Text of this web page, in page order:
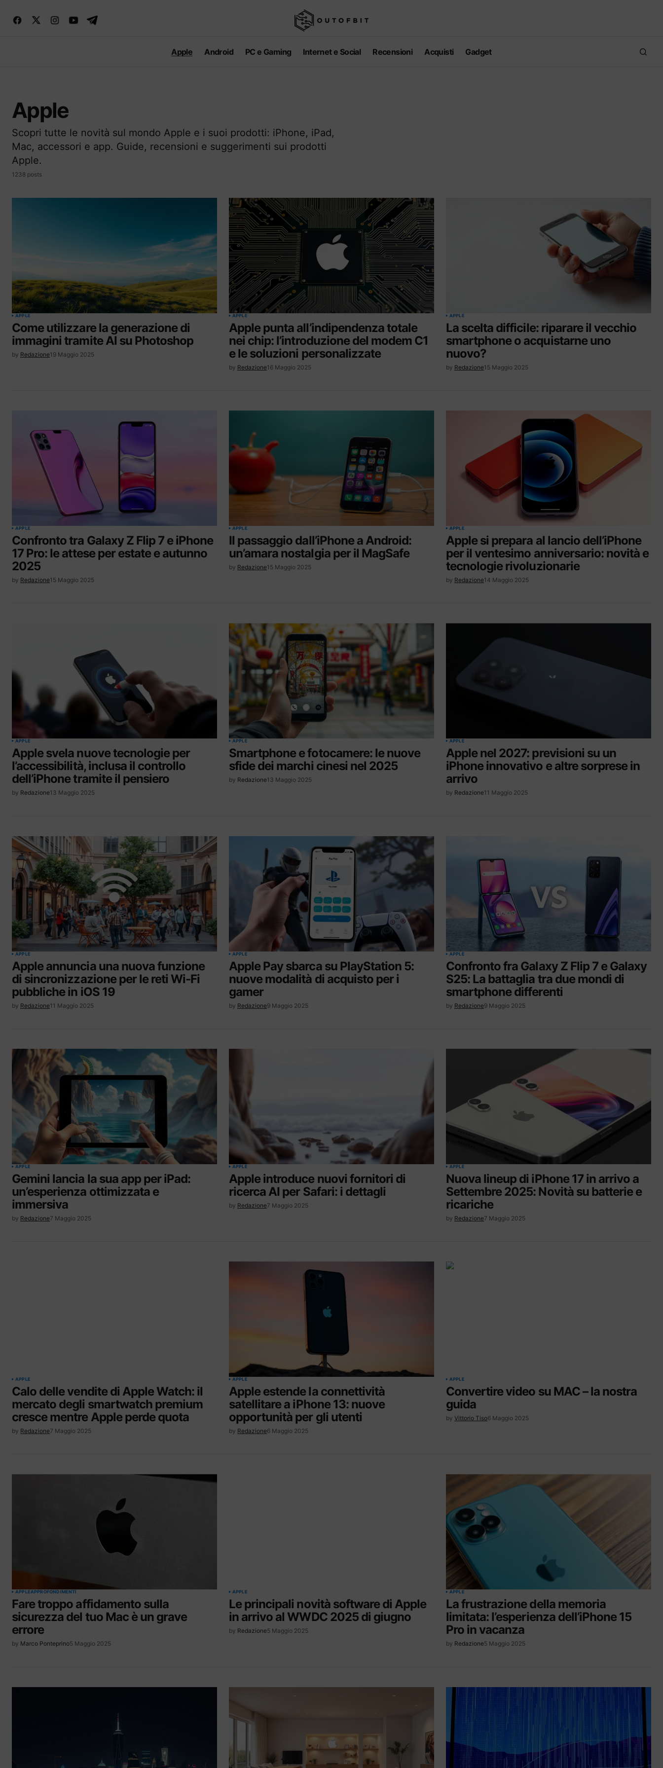
Apple Android PC e Gaming Internet e Social Recensioni Acquisti Gadget
Apple
Scopri tutte le novità sul mondo Apple e i suoi prodotti: iPhone, iPad,
Mac, accessori e app. Guide, recensioni e suggerimenti sui prodotti
Apple.
1238 posts
APPLE
Come utilizzare la generazione di
immagini tramite AI su Photoshop
by Redazione19 Maggio 2025
APPLE
Apple punta all’indipendenza totale
nei chip: l’introduzione del modem C1
e le soluzioni personalizzate
by Redazione16 Maggio 2025
APPLE
La scelta difficile: riparare il vecchio
smartphone o acquistarne uno
nuovo?
by Redazione15 Maggio 2025
APPLE
Confronto tra Galaxy Z Flip 7 e iPhone
17 Pro: le attese per estate e autunno
2025
by Redazione15 Maggio 2025
APPLE
Il passaggio dall’iPhone a Android:
un’amara nostalgia per il MagSafe
by Redazione15 Maggio 2025
APPLE
Apple si prepara al lancio dell’iPhone
per il ventesimo anniversario: novità e
tecnologie rivoluzionarie
by Redazione14 Maggio 2025
APPLE
Apple svela nuove tecnologie per
l’accessibilità, inclusa il controllo
dell’iPhone tramite il pensiero
by Redazione13 Maggio 2025
APPLE
Smartphone e fotocamere: le nuove
sfide dei marchi cinesi nel 2025
by Redazione13 Maggio 2025
APPLE
Apple nel 2027: previsioni su un
iPhone innovativo e altre sorprese in
arrivo
by Redazione11 Maggio 2025
APPLE
Apple annuncia una nuova funzione
di sincronizzazione per le reti Wi-Fi
pubbliche in iOS 19
by Redazione11 Maggio 2025
APPLE
Apple Pay sbarca su PlayStation 5:
nuove modalità di acquisto per i
gamer
by Redazione9 Maggio 2025
APPLE
Confronto fra Galaxy Z Flip 7 e Galaxy
S25: La battaglia tra due mondi di
smartphone differenti
by Redazione9 Maggio 2025
APPLE
Gemini lancia la sua app per iPad:
un’esperienza ottimizzata e
immersiva
by Redazione7 Maggio 2025
APPLE
Apple introduce nuovi fornitori di
ricerca AI per Safari: i dettagli
by Redazione7 Maggio 2025
APPLE
Nuova lineup di iPhone 17 in arrivo a
Settembre 2025: Novità su batterie e
ricariche
by Redazione7 Maggio 2025
APPLE
Calo delle vendite di Apple Watch: il
mercato degli smartwatch premium
cresce mentre Apple perde quota
by Redazione7 Maggio 2025
APPLE
Apple estende la connettività
satellitare a iPhone 13: nuove
opportunità per gli utenti
by Redazione6 Maggio 2025
APPLE
Convertire video su MAC – la nostra
guida
by Vittorio Tiso6 Maggio 2025
APPLEAPPROFONDIMENTI
Fare troppo affidamento sulla
sicurezza del tuo Mac è un grave
errore
by Marco Ponteprino5 Maggio 2025
APPLE
Le principali novità software di Apple
in arrivo al WWDC 2025 di giugno
by Redazione5 Maggio 2025
APPLE
La frustrazione della memoria
limitata: l’esperienza dell’iPhone 15
Pro in vacanza
by Redazione5 Maggio 2025